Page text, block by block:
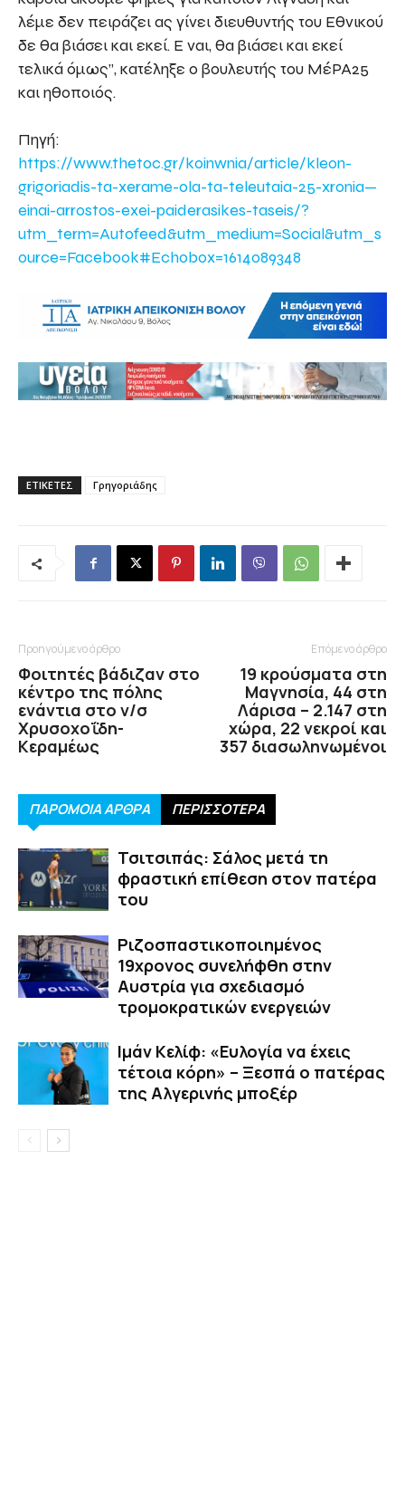
λέμε δεν πειράζει ας γίνει διευθυντής του Εθνικού
δε θα βιάσει και εκεί. Ε ναι, θα βιάσει και εκεί
τελικά όμως”, κατέληξε ο βουλευτής του ΜέΡΑ25
και ηθοποιός.
Πηγή:
https://www.thetoc.gr/koinwnia/article/kleon-
grigoriadis-ta-xerame-ola-ta-teleutaia-25-xronia—
einai-arrostos-exei-paiderasikes-taseis/?
utm_term=Autofeed&utm_medium=Social&utm_s
ource=Facebook#Echobox=1614089348
ΕΤΙΚΕΤΕΣ Γρηγοριάδης
Προηγούμενο άρθρο
Φοιτητές βάδιζαν στο
κέντρο της πόλης
ενάντια στο ν/σ
Χρυσοχοΐδη-
Κεραμέως
Επόμενο άρθρο
19 κρούσματα στη
Μαγνησία, 44 στη
Λάρισα – 2.147 στη
χώρα, 22 νεκροί και
357 διασωληνωμένοι
ΠΑΡΟΜΟΙΑ ΑΡΘΡΑ ΠΕΡΙΣΣΟΤΕΡΑ
Τσιτσιπάς: Σάλος μετά τη
φραστική επίθεση στον πατέρα
του
Ριζοσπαστικοποιημένος
19χρονος συνελήφθη στην
Αυστρία για σχεδιασμό
τρομοκρατικών ενεργειών
Ιμάν Κελίφ: «Ευλογία να έχεις
τέτοια κόρη» – Ξεσπά ο πατέρας
της Αλγερινής μποξέρ